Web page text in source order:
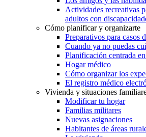
Actividades recreativas
adultos con
Cómo planificar y organizarte
Preparativos para casos
Cuando ya no puedas
Planificación centrada
Hogar médico
Cómo organizar los
El registro médico
Vivienda y situaciones
Modificar tu hogar
Familias militares
Nuevas asignaciones
Habitantes de áreas